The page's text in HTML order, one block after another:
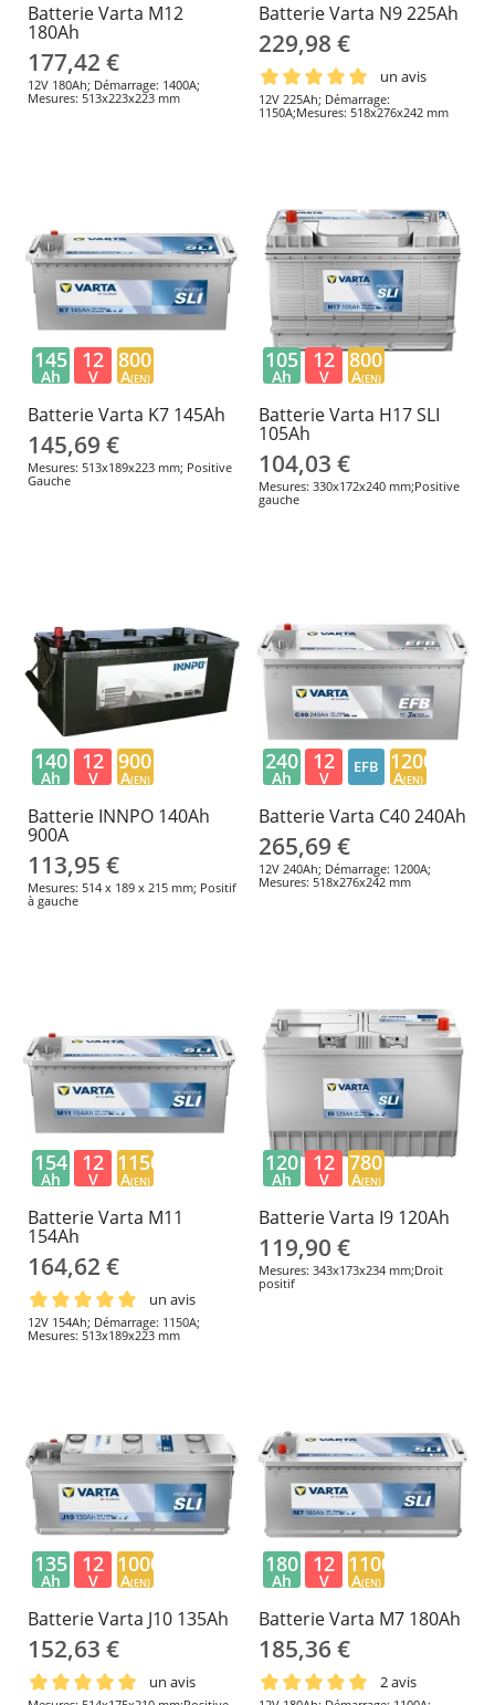
Batterie Varta M12
180Ah
177,42 €
12V 180Ah; Démarrage: 1400A;
Mesures: 513x223x223 mm
Batterie Varta N9 225Ah
229,98 €
un avis
12V 225Ah; Démarrage:
1150A;Mesures: 518x276x242 mm
Batterie Varta K7 145Ah
145,69 €
Mesures: 513x189x223 mm; Positive
Gauche
145
Ah
12
V
800
A(EN)
Batterie Varta H17 SLI
105Ah
104,03 €
Mesures: 330x172x240 mm;Positive
gauche
105
Ah
12
V
800
A(EN)
Batterie INNPO 140Ah
900A
113,95 €
Mesures: 514 x 189 x 215 mm; Positif
à gauche
140
Ah
12
V
900
A(EN)
Batterie Varta C40 240Ah
265,69 €
12V 240Ah; Démarrage: 1200A;
Mesures: 518x276x242 mm
240
Ah
12
V
EFB 1200
A(EN)
Batterie Varta M11
154Ah
164,62 €
un avis
12V 154Ah; Démarrage: 1150A;
Mesures: 513x189x223 mm
154
Ah
12
V
1150
A(EN)
Batterie Varta I9 120Ah
119,90 €
Mesures: 343x173x234 mm;Droit
positif
120
Ah
12
V
780
A(EN)
Batterie Varta J10 135Ah
152,63 €
un avis
135
Ah
12
V
1000
A(EN)
Batterie Varta M7 180Ah
185,36 €
2 avis
180
Ah
12
V
1100
A(EN)